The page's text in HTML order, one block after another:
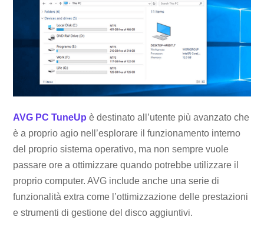
AVG PC TuneUp è destinato all’utente più avanzato che
è a proprio agio nell’esplorare il funzionamento interno
del proprio sistema operativo, ma non sempre vuole
passare ore a ottimizzare quando potrebbe utilizzare il
proprio computer. AVG include anche una serie di
funzionalità extra come l’ottimizzazione delle prestazioni
e strumenti di gestione del disco aggiuntivi.